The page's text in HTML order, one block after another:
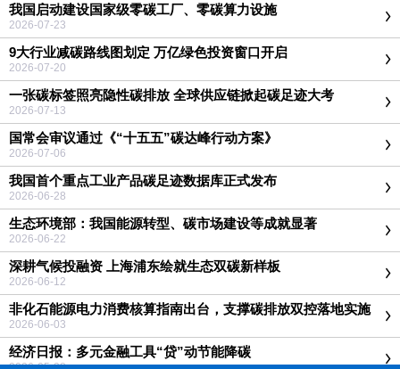
我国启动建设国家级零碳工厂、零碳算力设施
2026-07-23
9大行业减碳路线图划定 万亿绿色投资窗口开启
2026-07-20
一张碳标签照亮隐性碳排放 全球供应链掀起碳足迹大考
2026-07-13
国常会审议通过《“十五五”碳达峰行动方案》
2026-07-06
我国首个重点工业产品碳足迹数据库正式发布
2026-06-28
生态环境部：我国能源转型、碳市场建设等成就显著
2026-06-22
深耕气候投融资 上海浦东绘就生态双碳新样板
2026-06-12
非化石能源电力消费核算指南出台，支撑碳排放双控落地实施
2026-06-03
经济日报：多元金融工具“贷”动节能降碳